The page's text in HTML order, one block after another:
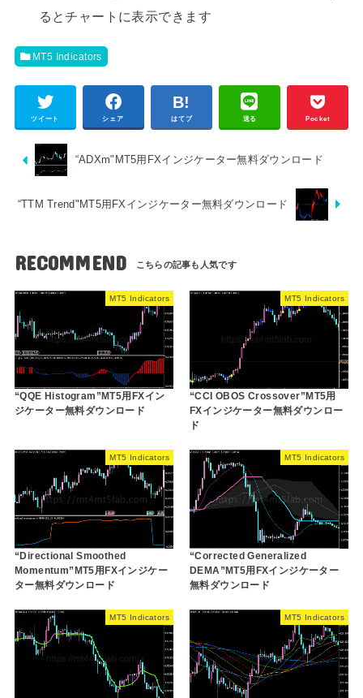
るとチャートに表示できます
MT5 Indicators
ツイート シェア はてブ 送る Pocket
“ADXm"MT5用FXインジケーター無料ダウンロード
“TTM Trend"MT5用FXインジケーター無料ダウンロード
RECOMMEND
MT5 Indicators
“QQE Histogram”MT5用FXイン
ジケーター無料ダウンロード
MT5 Indicators
“CCI OBOS Crossover”MT5用
FXインジケーター無料ダウンロー
ド
MT5 Indicators
“Directional Smoothed
Momentum”MT5用FXインジケー
ター無料ダウンロード
MT5 Indicators
“Corrected Generalized
DEMA”MT5用FXインジケーター
無料ダウンロード
MT5 Indicators MT5 Indicators